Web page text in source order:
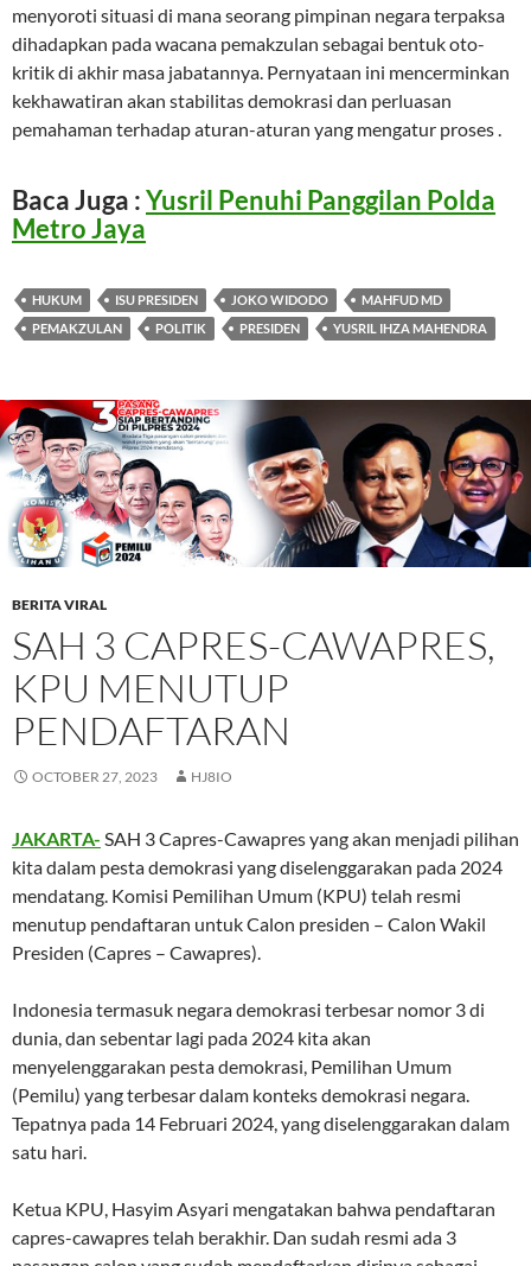
menyoroti situasi di mana seorang pimpinan negara terpaksa
dihadapkan pada wacana pemakzulan sebagai bentuk oto-
kritik di akhir masa jabatannya. Pernyataan ini mencerminkan
kekhawatiran akan stabilitas demokrasi dan perluasan
pemahaman terhadap aturan-aturan yang mengatur proses .
Baca Juga :Yusril Penuhi Panggilan Polda
Metro Jaya
HUKUM ISU PRESIDEN JOKO WIDODO
MAHFUD MD
PEMAKZULAN
POLITIK PRESIDEN YUSRIL IHZA MAHENDRA
BERITA VIRAL
SAH 3 CAPRES-CAWAPRES,
KPU MENUTUP
PENDAFTARAN
OCTOBER 27, 2023 HJ8IO
JAKARTA- SAH 3 Capres-Cawapres yang akan menjadi pilihan
kita dalam pesta demokrasi yang diselenggarakan pada 2024
mendatang. Komisi Pemilihan Umum (KPU) telah resmi
menutup pendaftaran untuk Calon presiden – Calon Wakil
Presiden (Capres – Cawapres).
Indonesia termasuk negara demokrasi terbesar nomor 3 di
dunia, dan sebentar lagi pada 2024 kita akan
menyelenggarakan pesta demokrasi, Pemilihan Umum
(Pemilu) yang terbesar dalam konteks demokrasi negara.
Tepatnya pada 14 Februari 2024, yang diselenggarakan dalam
satu hari.
Ketua KPU, Hasyim Asyari mengatakan bahwa pendaftaran
capres-cawapres telah berakhir. Dan sudah resmi ada 3